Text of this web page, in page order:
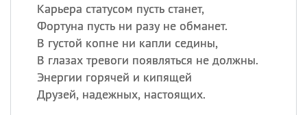
Карьера статусом пусть станет,
Фортуна пусть ни разу не обманет.
В густой копне ни капли седины,
В глазах тревоги появляться не должны.
Энергии горячей и кипящей
Друзей, надежных, настоящих.